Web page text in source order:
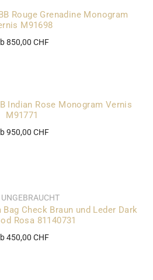
Rouge Grenadine Monogram
M91698
850,00 CHF
Indian Rose Monogram Vernis
M91771
950,00 CHF
UNGEBRAUCHT
Check Braun und Leder Dark
Rosa 81140731
450,00 CHF